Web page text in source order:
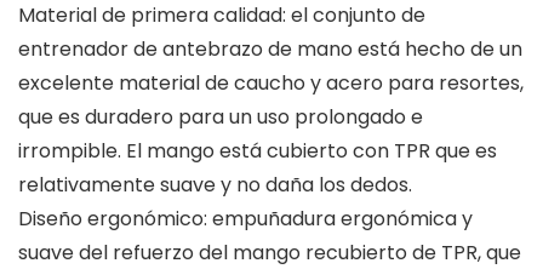
Material de primera calidad: el conjunto de
entrenador de antebrazo de mano está hecho de un
excelente material de caucho y acero para resortes,
que es duradero para un uso prolongado e
irrompible. El mango está cubierto con TPR que es
relativamente suave y no daña los dedos.
Diseño ergonómico: empuñadura ergonómica y
suave del refuerzo del mango recubierto de TPR, que